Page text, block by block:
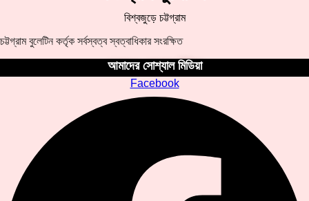
বিশ্বজুড়ে চট্টগ্রাম
চট্টগ্রাম বুলেটিন কর্তৃক সর্বস্বত্ব স্বত্বাধিকার সংরক্ষিত
আমাদের সোশ্যাল মিডিয়া
Facebook